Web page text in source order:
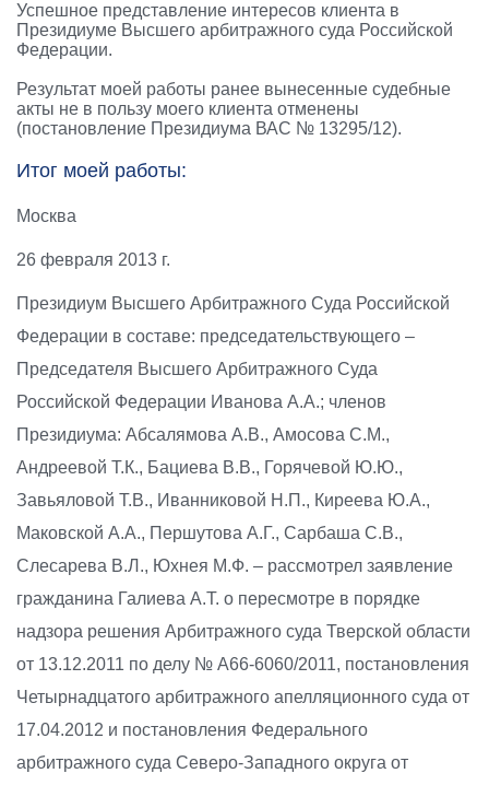
Успешное представление интересов клиента в
Президиуме Высшего арбитражного суда Российской
Федерации.
Результат моей работы ранее вынесенные судебные
акты не в пользу моего клиента отменены
(постановление Президиума ВАС № 13295/12).
Итог моей работы:
Москва
26 февраля 2013 г.
Президиум Высшего Арбитражного Суда Российской
Федерации в составе: председательствующего –
Председателя Высшего Арбитражного Суда
Российской Федерации Иванова А.А.; членов
Президиума: Абсалямова А.В., Амосова С.М.,
Андреевой Т.К., Бациева В.В., Горячевой Ю.Ю.,
Завьяловой Т.В., Иванниковой Н.П., Киреева Ю.А.,
Маковской А.А., Першутова А.Г., Сарбаша С.В.,
Слесарева В.Л., Юхнея М.Ф. – рассмотрел заявление
гражданина Галиева А.Т. о пересмотре в порядке
надзора решения Арбитражного суда Тверской области
от 13.12.2011 по делу № А66-6060/2011, постановления
Четырнадцатого арбитражного апелляционного суда от
17.04.2012 и постановления Федерального
арбитражного суда Северо-Западного округа от